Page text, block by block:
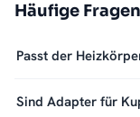
Häufige Fragen
Passt der
Sind Adapter für